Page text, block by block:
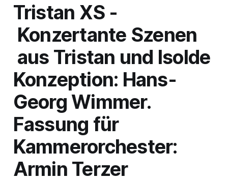
Tristan XS -
Konzertante Szenen
aus Tristan und Isolde
Konzeption: Hans-
Georg Wimmer.
Fassung für
Kammerorchester:
Armin Terzer